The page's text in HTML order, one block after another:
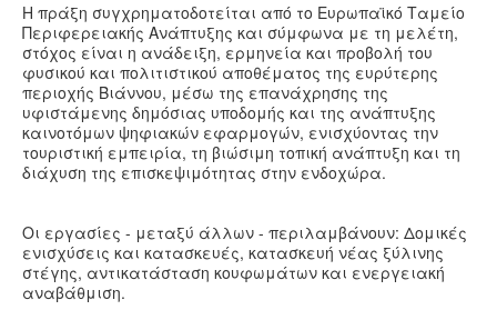
Η πράξη συγχρηματοδοτείται από το Ευρωπαϊκό Ταμείο
Περιφερειακής Ανάπτυξης και σύμφωνα με τη μελέτη,
στόχος είναι η ανάδειξη, ερμηνεία και προβολή του
φυσικού και πολιτιστικού αποθέματος της ευρύτερης
περιοχής Βιάννου, μέσω της επανάχρησης της
υφιστάμενης δημόσιας υποδομής και της ανάπτυξης
καινοτόμων ψηφιακών εφαρμογών, ενισχύοντας την
τουριστική εμπειρία, τη βιώσιμη τοπική ανάπτυξη και τη
διάχυση της επισκεψιμότητας στην ενδοχώρα.
Οι εργασίες - μεταξύ άλλων - περιλαμβάνουν: Δομικές
ενισχύσεις και κατασκευές, κατασκευή νέας ξύλινης
στέγης, αντικατάσταση κουφωμάτων και ενεργειακή
αναβάθμιση.